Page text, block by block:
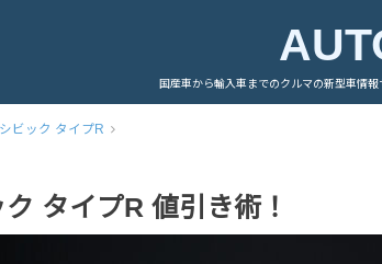
国産車から輸入車までのクルマの新型車情
シビック タイプR
タイプR 値引き術！